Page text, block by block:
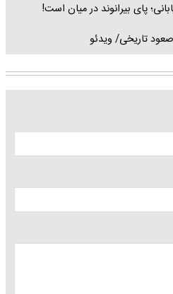
پای بیرانوند در میان است!
تاریخی/ ویدئو